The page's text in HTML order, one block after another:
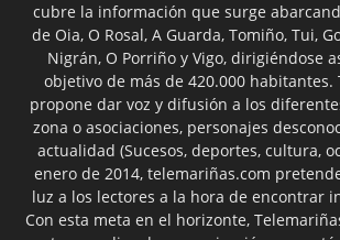
cubre la información que surge
de Oia, O Rosal, A Guarda, Tomiño, Tui,
Nigrán, O Porriño y Vigo, dirigiéndose
objetivo de más de 420.000 habitantes.
propone dar voz y difusión a los
zona o asociaciones, personajes
actualidad (Sucesos, deportes, cultura,
enero de 2014, telemariñas.com
luz a los lectores a la hora de encontrar
Con esta meta en el horizonte,